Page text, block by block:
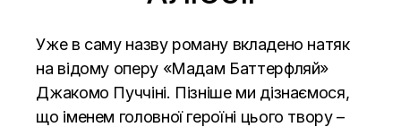
Уже в саму назву роману вкладено натяк
на відому оперу «Мадам Баттерфляй»
Джакомо Пуччіні. Пізніше ми дізнаємося,
що іменем головної героїні цього твору –